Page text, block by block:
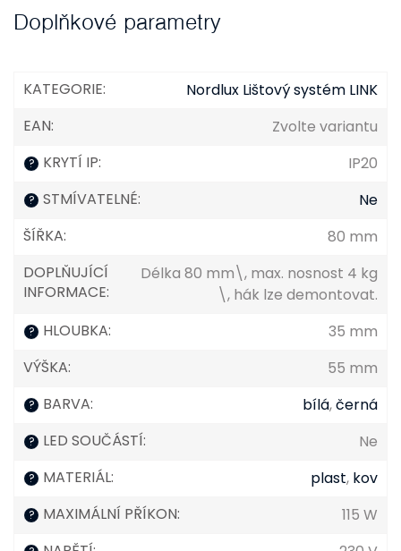
Doplňkové parametry
KATEGORIE:
Nordlux Lištový systém LINK
EAN: Zvolte variantu
? KRYTÍ IP: IP20
? STMÍVATELNÉ:
Ne
ŠÍŘKA:
80 mm
DOPLŇUJÍCÍ
INFORMACE:
Délka 80 mm\, max. nosnost 4 kg
\, hák lze demontovat.
? HLOUBKA:
35 mm
VÝŠKA: 55 mm
? BARVA: bílá,černá
? LED SOUČÁSTÍ: Ne
? MATERIÁL: plast, kov
? MAXIMÁLNÍ PŘÍKON: 115 W